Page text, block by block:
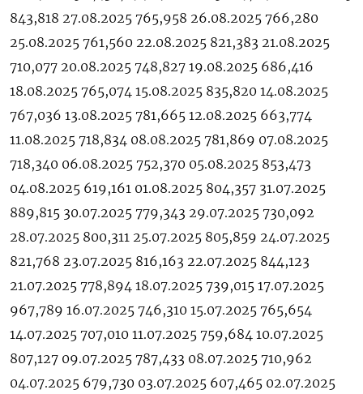
843,818 27.08.2025 765,958 26.08.2025 766,280
25.08.2025 761,560 22.08.2025 821,383 21.08.2025
710,077 20.08.2025 748,827 19.08.2025 686,416
18.08.2025 765,074 15.08.2025 835,820 14.08.2025
767,036 13.08.2025 781,665 12.08.2025 663,774
11.08.2025 718,834 08.08.2025 781,869 07.08.2025
718,340 06.08.2025 752,370 05.08.2025 853,473
04.08.2025 619,161 01.08.2025 804,357 31.07.2025
889,815 30.07.2025 779,343 29.07.2025 730,092
28.07.2025 800,311 25.07.2025 805,859 24.07.2025
821,768 23.07.2025 816,163 22.07.2025 844,123
21.07.2025 778,894 18.07.2025 739,015 17.07.2025
967,789 16.07.2025 746,310 15.07.2025 765,654
14.07.2025 707,010 11.07.2025 759,684 10.07.2025
807,127 09.07.2025 787,433 08.07.2025 710,962
04.07.2025 679,730 03.07.2025 607,465 02.07.2025